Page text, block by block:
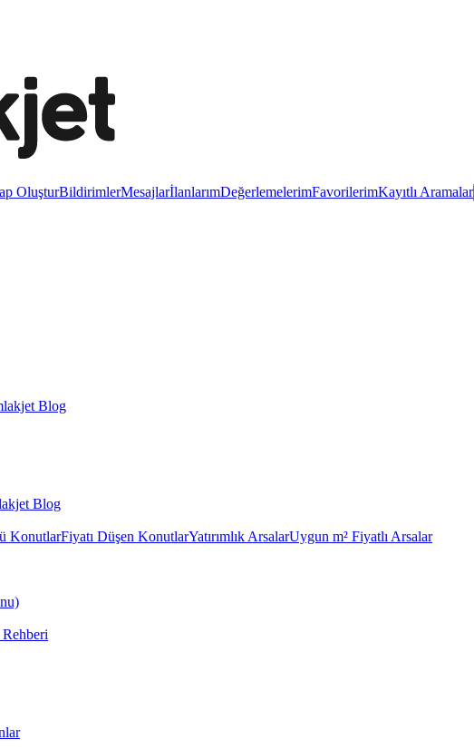
OluşturBildirimlerMesajlarİlanlarımDeğerlemelerimFavorilerimKayıtlı Aramalar
Blog
Blog
KonutlarFiyatı Düşen KonutlarYatırımlık ArsalarUygun m² Fiyatlı Arsalar